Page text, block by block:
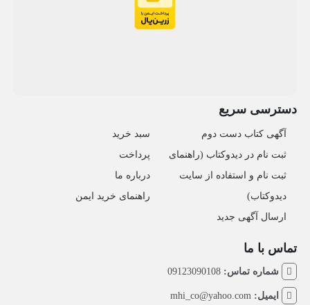
دسترسی سریع
آگهی کتاب دست دوم
ثبت نام در دیدوکتاب (راهنمای
ثبت نام و استفاده از سایت
دیدوکتاب)
ارسال آگهی جدید
سبد خرید
پرداخت
درباره ما
راهنمای خرید ایمن
تماس با ما
شماره تماس:09123090108
ایمیل:mhi_co@yahoo.com